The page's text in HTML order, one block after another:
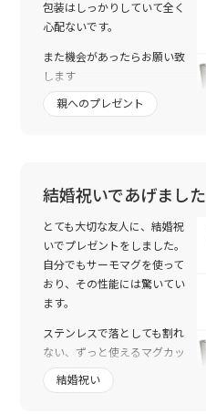
包装はしっかりしていて全く
心配ないです。
また機会があったらお願い致
します
親へのプレゼント
結婚祝いであげました
とても大切な友人に、結婚祝
いでプレゼントをしました。
自分でもサーモマグを使って
おり、その性能には驚いてい
ます。
ステンレスで落としても割れ
ない、ずっと使えるマグカッ
プ、保温保冷、文字入れ、ど
れを取っても素晴らしい商品
結婚祝い